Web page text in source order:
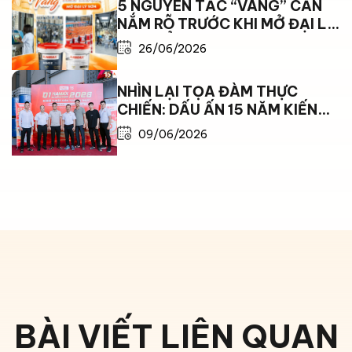
5 NGUYÊN TẮC “VÀNG” CẦN
NẮM RÕ TRƯỚC KHI MỞ ĐẠI LÝ
SƠN ĐỂ BỨT PHÁ DOANH THU
26/06/2026
NHÌN LẠI TỌA ĐÀM THỰC
CHIẾN: DẤU ẤN 15 NĂM KIẾN
TẠO VÀ BỨT PHÁ CÙNG SƠN
KAMAX
09/06/2026
BÀI VIẾT LIÊN QUAN